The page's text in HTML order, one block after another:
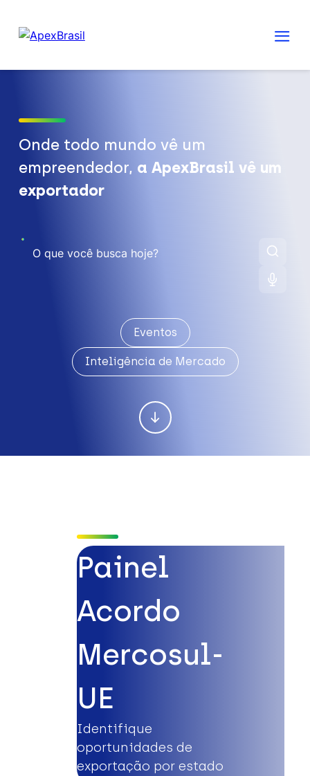
Onde todo mundo vê um
empreendedor, a ApexBrasil vê um
exportador
Eventos
Inteligência de Mercado
Painel
Acordo
Mercosul-
UE
Identifique
oportunidades de
exportação por estado